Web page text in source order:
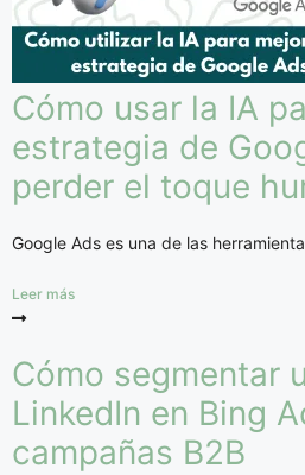
Cómo usar la IA
estrategia de
perder el toque
Google Ads es una de las
Leer más
Cómo segmentar
LinkedIn en Bing
campañas B2B